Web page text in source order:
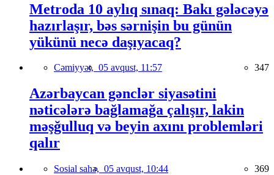
Metroda 10 aylıq sınaq: Bakı gələcəyə
hazırlaşır, bəs sərnişin bu günün
yükünü necə daşıyacaq?
Cəmiyyət, 05 avqust, 11:57 347
Azərbaycan gənclər siyasətini
nəticələrə bağlamağa çalışır, lakin
məşğulluq və beyin axını problemləri
qalır
Sosial sahə, 05 avqust, 10:44 369